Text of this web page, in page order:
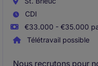
CDI
€33.000 - €35.000
Télétravail possible
Nous recrutons pour